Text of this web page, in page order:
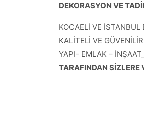
DEKORASYON VE
KOCAELİ VE
KALİTELİ VE
YAPI- EMLAK –
TARAFINDAN SİZLERE